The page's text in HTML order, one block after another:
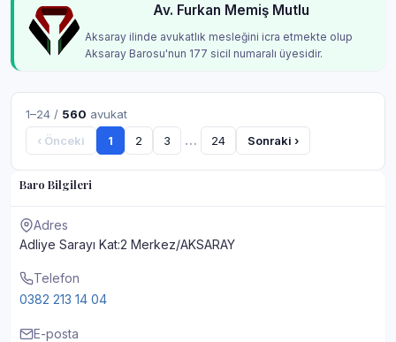
Baro Bilgileri
Adres
Adliye Sarayı Kat:2 Merkez/AKSARAY
Telefon
0382 213 14 04
E-posta
Av. Furkan Memiş Mutlu
Aksaray ilinde avukatlık mesleğini icra etmekte olup
Aksaray Barosu'nun 177 sicil numaralı üyesidir.
1–24 / 560 avukat
‹ Önceki
1 2 3 … 24 Sonraki ›